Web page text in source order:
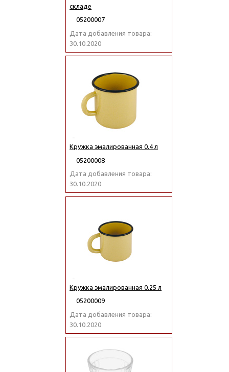
складе
05200007
Дата добавления товара:
30.10.2020
Кружка эмалированная 0.4 л
05200008
Дата добавления товара:
30.10.2020
Кружка эмалированная 0.25 л
05200009
Дата добавления товара:
30.10.2020